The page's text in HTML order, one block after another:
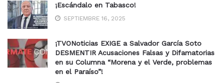
¡Escándalo en Tabasco!
SEPTIEMBRE 16, 2025
¡TVONoticias EXIGE a Salvador García Soto
DESMENTIR Acusaciones Falsas y Difamatorias
en su Columna “Morena y el Verde, problemas
en el Paraíso”!